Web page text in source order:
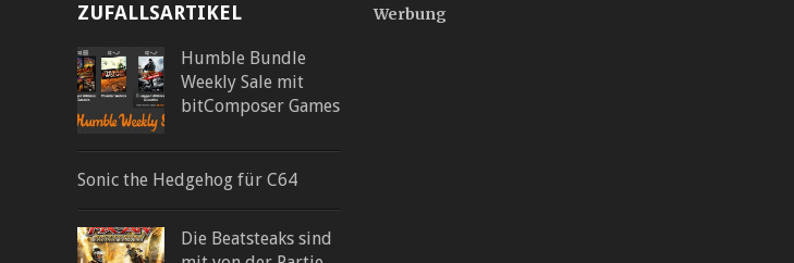
ZUFALLSARTIKEL
Humble Bundle
Weekly Sale mit
bitComposer Games
Sonic the Hedgehog für C64
Die Beatsteaks sind
Werbung